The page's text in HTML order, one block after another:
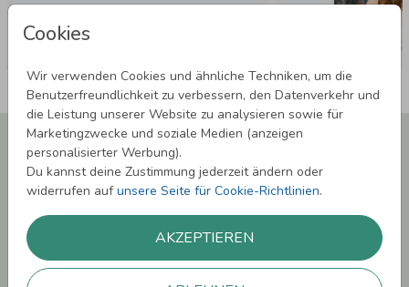
Cookies
Wir verwenden Cookies und ähnliche Techniken, um die
Benutzerfreundlichkeit zu verbessern, den Datenverkehr und
die Leistung unserer Website zu analysieren sowie für
Marketingzwecke und soziale Medien (anzeigen
personalisierter Werbung).
Du kannst deine Zustimmung jederzeit ändern oder
widerrufen aufunsere Seite für Cookie-Richtlinien.
AKZEPTIEREN
Newsletter abonnieren und 5,00 € Rabatt**
sichern!
Melde Dich zu unserem Newsletter an und bleibe auf dem